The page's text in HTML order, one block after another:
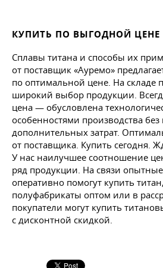
КУПИТЬ ПО ВЫГОДНОЙ ЦЕНЕ
Сплавы титана и способы их
от поставщик «Ауремо»
по оптимальной цене. На складе
широкий выбор продукции.
цена — обусловлена
особенностями производства
дополнительных затрат.
от поставщика. Купить сегодня.
У нас наилучшее соотношение
ряд продукции. На связи
оперативно помогут купить
полуфабрикаты оптом или в
покупатели могут купить
с дисконтной скидкой.